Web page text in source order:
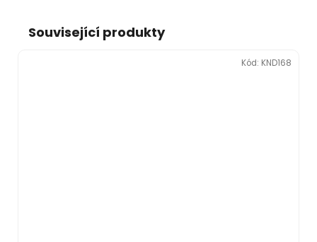
Související produkty
Kód: KND168